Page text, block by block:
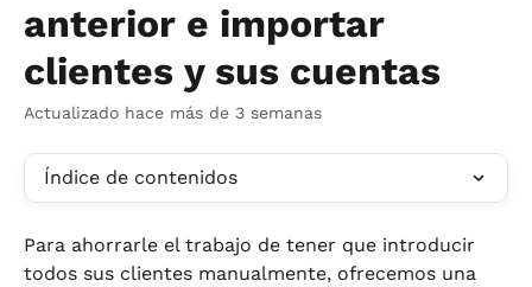
anterior e importar
clientes y sus cuentas
Actualizado hace más de 3 semanas
Índice de contenidos
Para ahorrarle el trabajo de tener que introducir
todos sus clientes manualmente, ofrecemos una